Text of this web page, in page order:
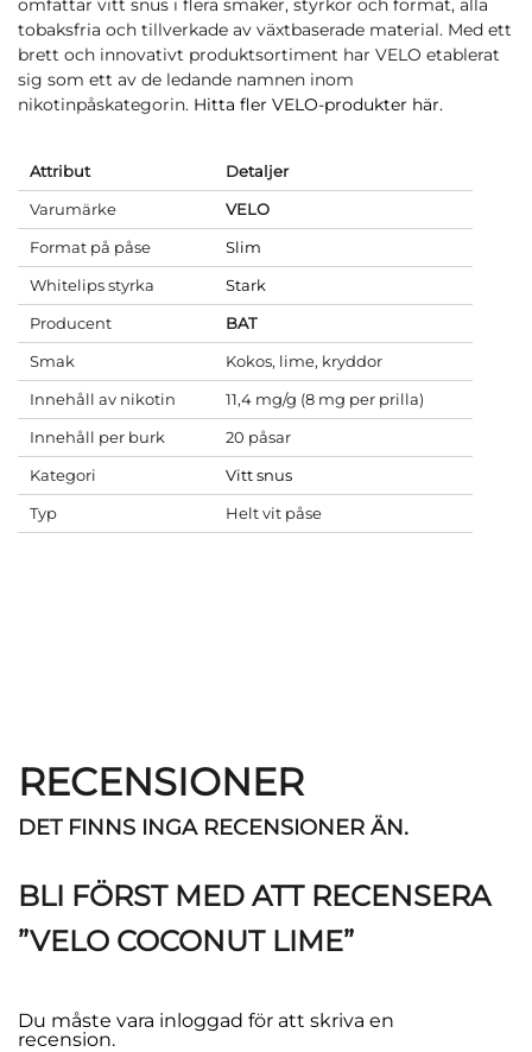
omfattar vitt snus i flera smaker, styrkor och format, alla
tobaksfria och tillverkade av växtbaserade material. Med ett
brett och innovativt produktsortiment har VELO etablerat
sig som ett av de ledande namnen inom
nikotinpåskategorin. Hitta fler VELO-produkter här.
Attribut
Detaljer
Varumärke
VELO
Format på påse
Slim
Whitelips styrka
Stark
Producent
BAT
Smak
Kokos, lime, kryddor
Innehåll av nikotin
11,4 mg/g (8 mg per prilla)
Innehåll per burk
20 påsar
Kategori
Vitt snus
Typ
Helt vit påse
RECENSIONER
DET FINNS INGA RECENSIONER ÄN.
BLI FÖRST MED ATT RECENSERA
”VELO COCONUT LIME”
Du måste vara inloggad för att skriva en
recension.